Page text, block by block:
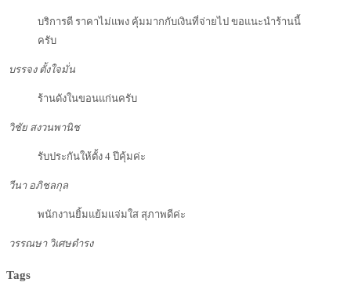
บริการดี ราคาไม่แพง คุ้มมากกับเงินที่จ่ายไป ขอแนะนำร้านนี้
ครับ
บรรจง ตั้งใจมั่น
ร้านดังในขอนแก่นครับ
วิชัย สงวนพานิช
รับประกันให้ตั้ง 4 ปีคุ้มค่ะ
วีนา อภิชลกุล
พนักงานยิ้มแย้มแจ่มใส สุภาพดีค่ะ
วรรณษา วิเศษดำรง
Tags